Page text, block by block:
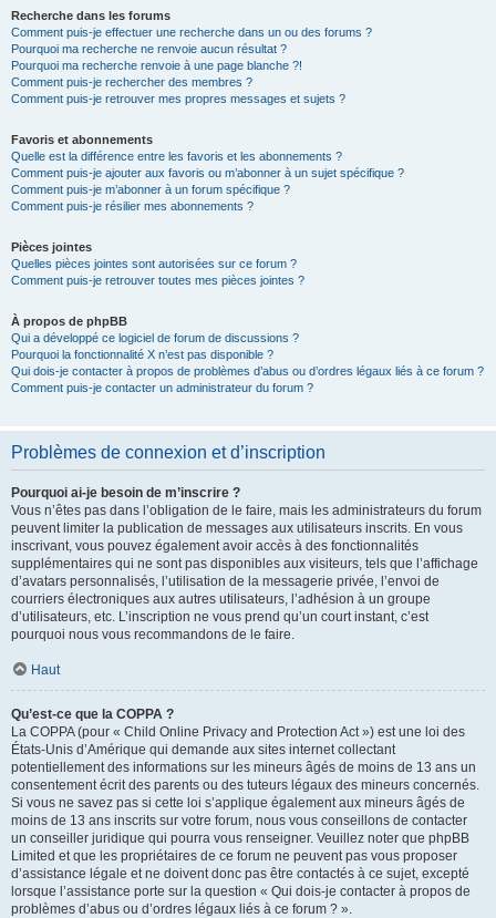
Recherche dans les forums
Comment puis-je effectuer une recherche dans un ou des forums ?
Pourquoi ma recherche ne renvoie aucun résultat ?
Pourquoi ma recherche renvoie à une page blanche ?!
Comment puis-je rechercher des membres ?
Comment puis-je retrouver mes propres messages et sujets ?
Favoris et abonnements
Quelle est la différence entre les favoris et les abonnements ?
Comment puis-je ajouter aux favoris ou m’abonner à un sujet spécifique ?
Comment puis-je m’abonner à un forum spécifique ?
Comment puis-je résilier mes abonnements ?
Pièces jointes
Quelles pièces jointes sont autorisées sur ce forum ?
Comment puis-je retrouver toutes mes pièces jointes ?
À propos de phpBB
Qui a développé ce logiciel de forum de discussions ?
Pourquoi la fonctionnalité X n’est pas disponible ?
Qui dois-je contacter à propos de problèmes d’abus ou d’ordres légaux liés à ce forum ?
Comment puis-je contacter un administrateur du forum ?
Problèmes de connexion et d’inscription
Pourquoi ai-je besoin de m’inscrire ?
Vous n’êtes pas dans l’obligation de le faire, mais les administrateurs du forum
peuvent limiter la publication de messages aux utilisateurs inscrits. En vous
inscrivant, vous pouvez également avoir accès à des fonctionnalités
supplémentaires qui ne sont pas disponibles aux visiteurs, tels que l’affichage
d’avatars personnalisés, l’utilisation de la messagerie privée, l’envoi de
courriers électroniques aux autres utilisateurs, l’adhésion à un groupe
d’utilisateurs, etc. L’inscription ne vous prend qu’un court instant, c’est
pourquoi nous vous recommandons de le faire.
Haut
Qu’est-ce que la COPPA ?
La COPPA (pour « Child Online Privacy and Protection Act ») est une loi des
États-Unis d’Amérique qui demande aux sites internet collectant
potentiellement des informations sur les mineurs âgés de moins de 13 ans un
consentement écrit des parents ou des tuteurs légaux des mineurs concernés.
Si vous ne savez pas si cette loi s’applique également aux mineurs âgés de
moins de 13 ans inscrits sur votre forum, nous vous conseillons de contacter
un conseiller juridique qui pourra vous renseigner. Veuillez noter que phpBB
Limited et que les propriétaires de ce forum ne peuvent pas vous proposer
d’assistance légale et ne doivent donc pas être contactés à ce sujet, excepté
lorsque l’assistance porte sur la question « Qui dois-je contacter à propos de
problèmes d’abus ou d’ordres légaux liés à ce forum ? ».